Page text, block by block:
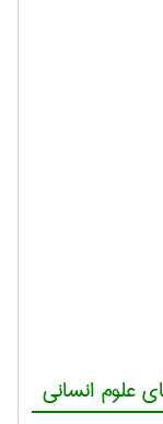
علوم انسانی